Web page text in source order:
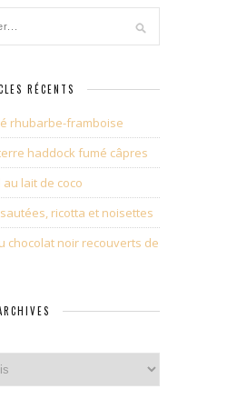
RÉCENTS
rhubarbe-framboise
haddock fumé câpres
lait de coco
ricotta et noisettes
chocolat noir recouverts de